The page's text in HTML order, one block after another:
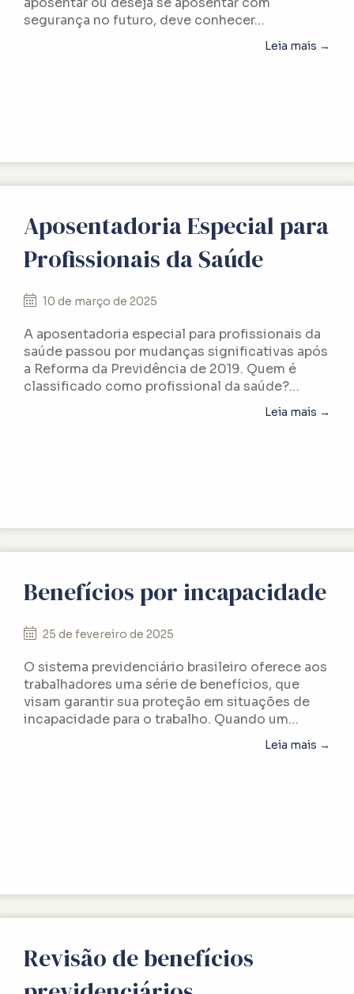
segurança no futuro, deve conhecer…
Leia mais →
Aposentadoria Especial para
Profissionais da Saúde
10 de março de 2025
A aposentadoria especial para profissionais da
saúde passou por mudanças significativas após
a Reforma da Previdência de 2019. Quem é
classificado como profissional da saúde?…
Leia mais →
Benefícios por incapacidade
25 de fevereiro de 2025
O sistema previdenciário brasileiro oferece aos
trabalhadores uma série de benefícios, que
visam garantir sua proteção em situações de
incapacidade para o trabalho. Quando um…
Leia mais →
Revisão de benefícios